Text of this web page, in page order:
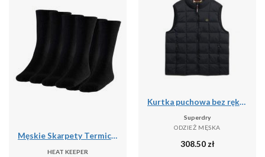
Męskie Skarpety Termiczne - 4 Pary - Czarne
HEAT KEEPER
Kurtka puchowa bez rękawów Superdry Fuji Lite
Superdry
ODZIEŻ MĘSKA
308.50zł